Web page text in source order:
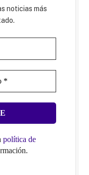
noticias más
política de